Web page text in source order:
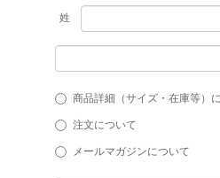
姓
商品詳細（サイズ・在庫等）
注文について
メールマガジンについて